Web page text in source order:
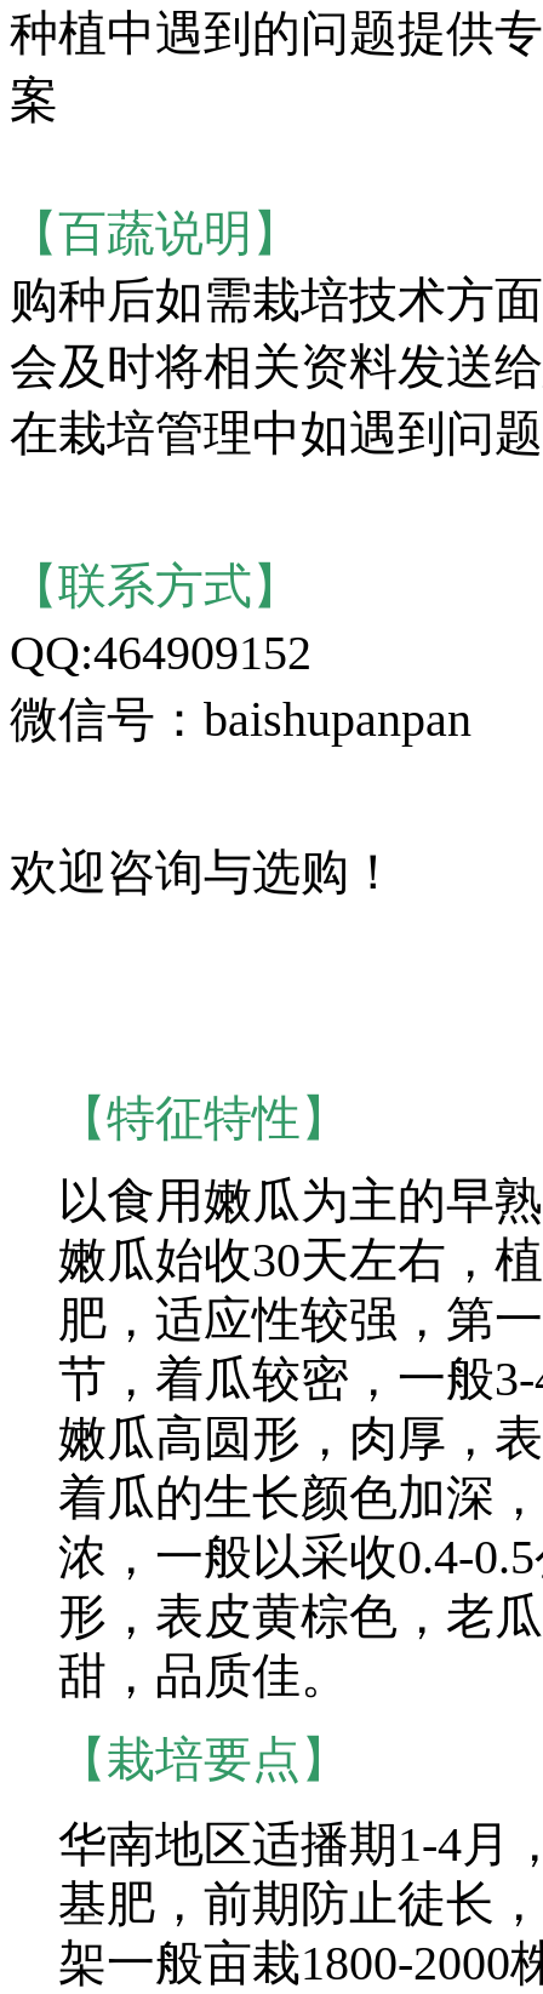
种植中遇到的问题提供
案
【百蔬说明】
购种后如需栽培技术方
会及时将相关资料发送
在栽培管理中如遇到问
【联系方式】
QQ:464909152
微信号：baishupanpan
欢迎咨询与选购！
【特征特性】
以食用嫩瓜为主的早
嫩瓜始收30天左右，
肥，适应性较强，第
节，着瓜较密，一般
嫩瓜高圆形，肉厚，
着瓜的生长颜色加深
浓，一般以采收0.4-
形，表皮黄棕色，老
甜，品质佳。
【栽培要点】
华南地区适播期1-4月
基肥，前期防止徒长
架一般亩栽1800-